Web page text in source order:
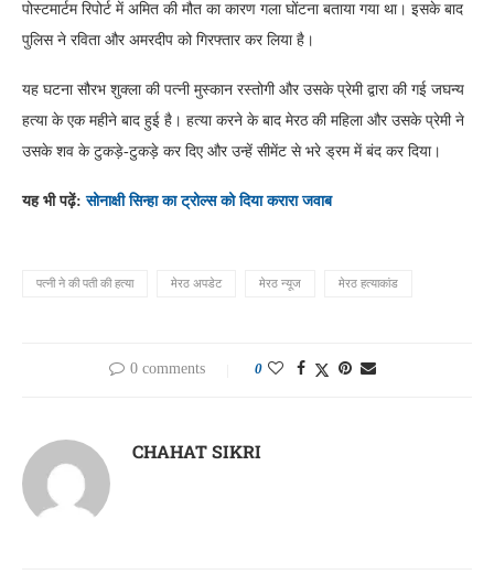
पोस्टमार्टम रिपोर्ट में अमित की मौत का कारण गला घोंटना बताया गया था। इसके बाद
पुलिस ने रविता और अमरदीप को गिरफ्तार कर लिया है।
यह घटना सौरभ शुक्ला की पत्नी मुस्कान रस्तोगी और उसके प्रेमी द्वारा की गई जघन्य
हत्या के एक महीने बाद हुई है। हत्या करने के बाद मेरठ की महिला और उसके प्रेमी ने
उसके शव के टुकड़े-टुकड़े कर दिए और उन्हें सीमेंट से भरे ड्रम में बंद कर दिया।
यह भी पढ़ें:सोनाक्षी सिन्हा का ट्रोल्स को दिया करारा जवाब
पत्नी ने की पती की हत्या मेरठ अपडेट मेरठ न्यूज मेरठ हत्याकांड
0 comments 0
CHAHAT SIKRI